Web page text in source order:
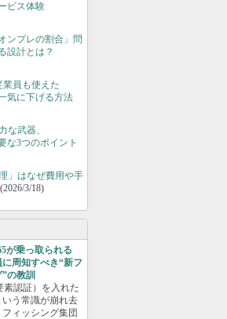
ビス体験
ンプレの割合」問
設計とは？
員も使えた
気に下げる方法
な武器、
な3つのポイント
」はなぜ費用や手
(2026/3/18)
が乗っ取られる
周知すべき“新フ
の教訓
素認証）を入れた
う常識が崩れ去
フィッシング集団